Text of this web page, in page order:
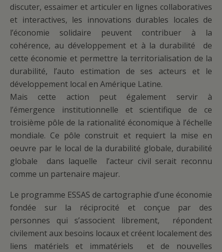
discuter, essaimer et articuler en lignes collaboratives
et interactives, les innovations durables locales de
l’économie solidaire peuvent contribuer à la
cohérence, au développement et à la durabilité de
cette économie et permettre la territorialisation de la
durabilité, l’auto estimation de ses acteurs et le
développement local en Amérique Latine.
Mais cette action peut également servir à
l’émergence institutionnelle et scientifique de ce
troisième pôle de la rationalité économique à l’échelle
mondiale. Ce pôle construit et requiert la mise en
oeuvre par le local de la durabilité globale, durabilité
globale dans laquelle l’acteur civil serait reconnu
comme un partenaire majeur.
Le programme ESSAS de cartographie d’une économie
fondée sur la réciprocité et conçue par des
personnes qui s’associent librement, répondent
civilement aux besoins locaux et créent localement des
liens matériels et immatériels et de nouvelles